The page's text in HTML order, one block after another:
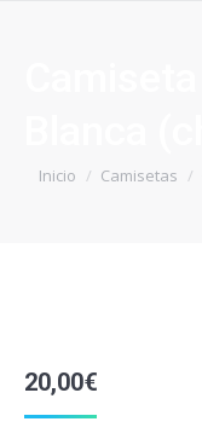
Estás aquí:
Inicio Camisetas
20,00€